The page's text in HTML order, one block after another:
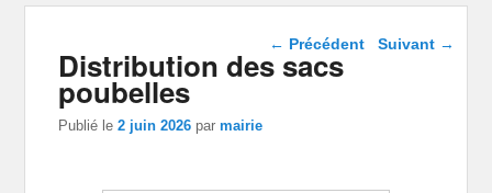
Navigation dans les
← Précédent Suivant →
Distribution des sacs
poubelles
Publié le2 juin 2026 parmairie